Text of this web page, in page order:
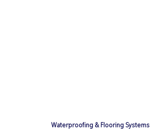
Waterproofing & Flooring Systems